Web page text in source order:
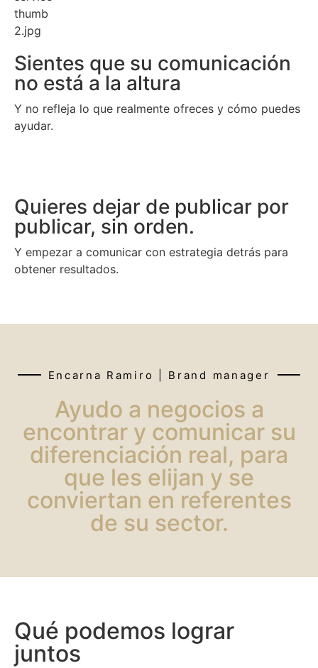
Sientes que su comunicación
no está a la altura
Y no refleja lo que realmente ofreces y cómo puedes
ayudar.
Quieres dejar de publicar por
publicar, sin orden.
Y empezar a comunicar con estrategia detrás para
obtener resultados.
Encarna Ramiro | Brand manager
Ayudo a negocios a
encontrar y comunicar su
diferenciación real, para
que les elijan y se
conviertan en referentes
de su sector.
Qué podemos lograr
juntos